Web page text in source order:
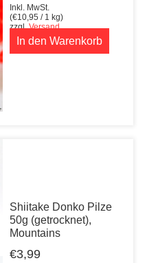
Inkl. MwSt.
(€10,95 / 1 kg)
zzgl.Versand
In den Warenkorb
Shiitake Donko Pilze
50g (getrocknet),
Mountains
€3,99